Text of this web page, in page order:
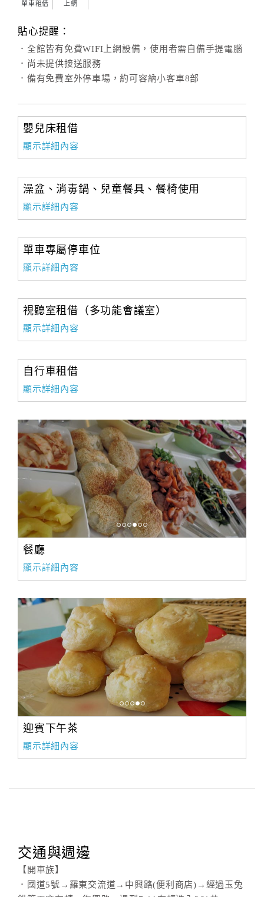
單車租借 上網
貼心提醒：
．全館皆有免費WIFI上網設備，使用者需自備手提電腦
．尚未提供接送服務
．備有免費室外停車場，約可容納小客車8部
嬰兒床租借
顯示詳細內容
澡盆、消毒鍋、兒童餐具、餐椅使用
顯示詳細內容
單車專屬停車位
顯示詳細內容
視聽室租借（多功能會議室）
顯示詳細內容
自行車租借
顯示詳細內容
餐廳
顯示詳細內容
迎賓下午茶
顯示詳細內容
交通與週邊
【開車族】
．國道5號→羅東交流道→中興路(便利商店)→經過玉兔